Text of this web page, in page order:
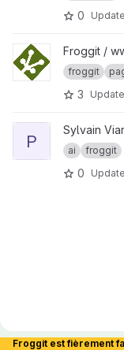
0
View froggit.fr
Froggit /
froggit
3
View
P
Sylvain
ai froggit
0
Froggit est fièrement